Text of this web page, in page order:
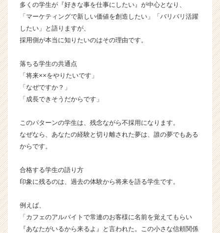
ン】
|
ベ
ン
ー・
企
か
ら
ト
が
就
活
多くの学生が『好きな事を仕事にしたい』が中心となり、
「マーケティングで新しい価値を創造したい」「バリバリ活躍
したい」と語りますが、
採用側が本当に知りたいのはその理由です。
落ちる学生の共通点
「将来××をやりたいです」
「なぜですか？」
「成長できそうだからです」
このパターンの学生は、残念ながら不採用になります。
なぜなら、あなたの経験と切り離された夢は、誰の夢でもある
からです。
合格する学生の語り方
印象に残るのは、過去の体験から将来を語る学生です。
例えば、
「カフェのアルバイトで常連のお客様に名前を覚えてもらい
『あなたがいるから来るよ』と言われた。この小さな信頼関係